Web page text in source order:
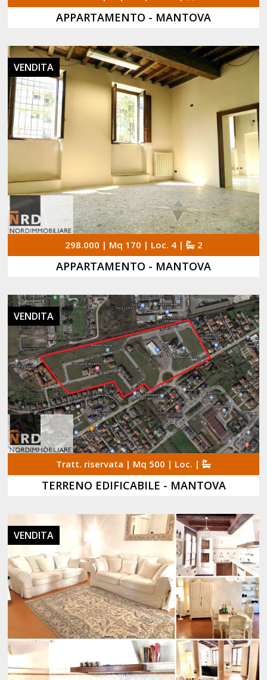
APPARTAMENTO - MANTOVA
VENDITA
298.000 | Mq 170 | Loc. 4 | 2
APPARTAMENTO - MANTOVA
VENDITA
Tratt. riservata | Mq 500 | Loc. |
TERRENO EDIFICABILE - MANTOVA
VENDITA